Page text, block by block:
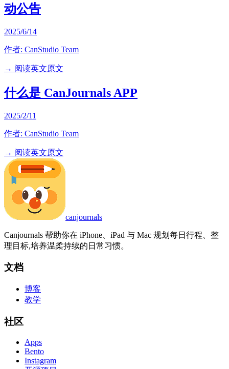
动公告
2025/6/14
作者: CanStudio Team
→ 阅读英文原文
什么是 CanJournals APP
2025/2/11
作者: CanStudio Team
→ 阅读英文原文
canjournals
Canjournals 帮助你在 iPhone、iPad 与 Mac 规划每日行程、整
理目标,培养温柔持续的日常习惯。
文档
博客
教学
社区
Apps
Bento
Instagram